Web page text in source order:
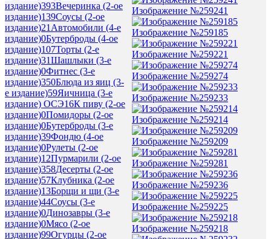
издание)393Вечеринка (2-ое
издание)139Соусы (2-ое
издание)21Автомобили (4-е
издание)0Бутерброды (4-ое
издание)107Торты (2-е
издание)31Шашлыки (3-е
издание)0Фитнес (3-е
издание)350Блюда из яиц (3-
е издание)59Яичница (3-е
издание) ОСЭ16К пиву (2-ое
издание)0Помидоры (2-ое
издание)0Бутерброды (3-е
издание)39Фондю (4-ое
издание)0Рулеты (2-ое
издание)12Пурмарили (2-ое
издание)358Десерты (2-ое
издание)57Клубника (2-ое
издание)13Борщи и щи (3-е
издание)44Соусы (3-е
издание)0Динозавры (3-е
издание)0Мясо (2-ое
издание)99Огурцы (2-ое
Изображение №259241
Изображение №259185
Изображение №259221
Изображение №259274
Изображение №259233
Изображение №259214
Изображение №259209
Изображение №259281
Изображение №259236
Изображение №259225
Изображение №259218